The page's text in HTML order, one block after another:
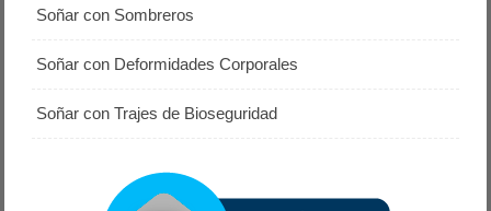
Soñar con Sombreros
Soñar con Deformidades Corporales
Soñar con Trajes de Bioseguridad